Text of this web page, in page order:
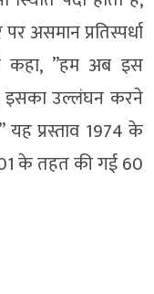
असमान प्रतिस्पर्धा
कहा, ”हम अब इस
इसका उल्लंघन करने
प्रस्ताव 1974 के
के तहत की गई 60